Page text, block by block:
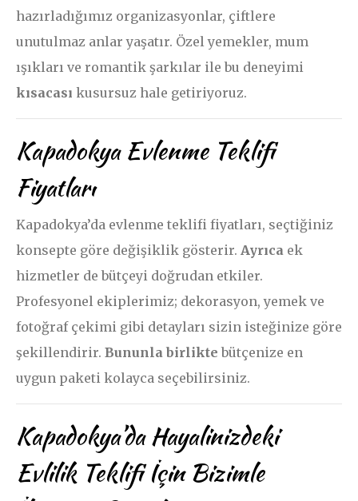
hazırladığımız organizasyonlar, çiftlere
unutulmaz anlar yaşatır. Özel yemekler, mum
ışıkları ve romantik şarkılar ile bu deneyimi
kısacası kusursuz hale getiriyoruz.
Kapadokya Evlenme Teklifi
Fiyatları
Kapadokya’da evlenme teklifi fiyatları, seçtiğiniz
konsepte göre değişiklik gösterir. Ayrıca ek
hizmetler de bütçeyi doğrudan etkiler.
Profesyonel ekiplerimiz; dekorasyon, yemek ve
fotoğraf çekimi gibi detayları sizin isteğinize göre
şekillendirir. Bununla birlikte bütçenize en
uygun paketi kolayca seçebilirsiniz.
Kapadokya’da Hayalinizdeki
Evlilik Teklifi İçin Bizimle